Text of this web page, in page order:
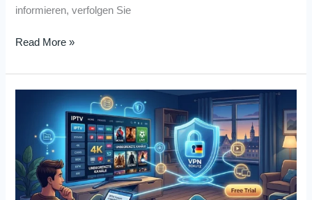
informieren, verfolgen Sie
Read More »
Diskutieren
Sie
über
Legalität
&